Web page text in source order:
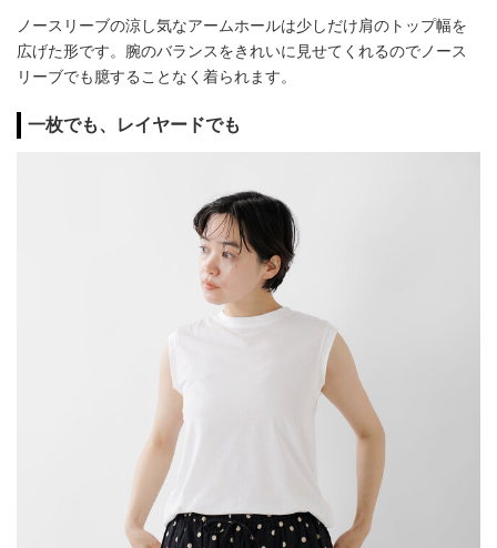
ノースリーブの涼し気なアームホールは少しだけ肩のトップ幅を
広げた形です。腕のバランスをきれいに見せてくれるのでノース
リーブでも臆することなく着られます。
一枚でも、レイヤードでも